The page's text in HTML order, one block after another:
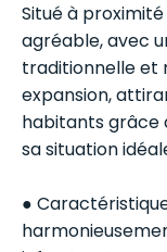
Situé à
agréable, avec
traditionnelle et
expansion,
habitants grâce
sa situation
●